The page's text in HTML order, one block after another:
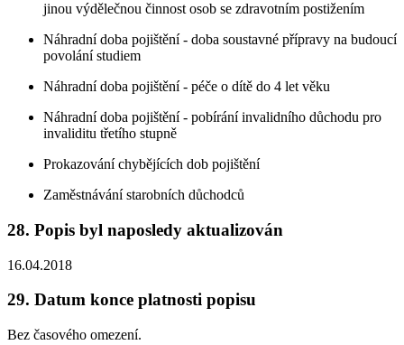
jinou výdělečnou činnost osob se zdravotním postižením
Náhradní doba pojištění - doba soustavné přípravy na budoucí
povolání studiem
Náhradní doba pojištění - péče o dítě do 4 let věku
Náhradní doba pojištění - pobírání invalidního důchodu pro
invaliditu třetího stupně
Prokazování chybějících dob pojištění
Zaměstnávání starobních důchodců
28. Popis byl naposledy aktualizován
16.04.2018
29. Datum konce platnosti popisu
Bez časového omezení.